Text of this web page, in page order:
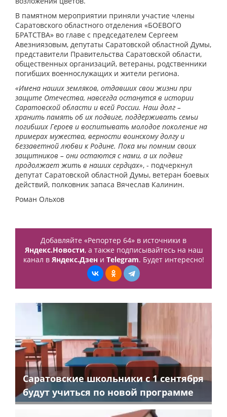
В памятном мероприятии приняли участие члены
Саратовского областного отделения «БОЕВОГО
БРАТСТВА» во главе с председателем Сергеем
Авезниязовым, депутаты Саратовской областной Думы,
представители Правительства Саратовской области,
общественных организаций, ветераны, родственники
погибших военнослужащих и жители региона.
«Имена наших земляков, отдавших свои жизни при
защите Отечества, навсегда останутся в истории
Саратовской области и всей России. Наш долг –
хранить память об их подвиге, поддерживать семьи
погибших Героев и воспитывать молодое поколение на
примерах мужества, верности воинскому долгу и
беззаветной любви к Родине. Пока мы помним своих
защитников – они остаются с нами, а их подвиг
продолжает жить в наших сердцах», - подчеркнул
депутат Саратовской областной Думы, ветеран боевых
действий, полковник запаса Вячеслав Калинин.
Роман Ольхов
Добавляйте «Репортер 64» в источники в
Яндекс.Новости, а также подписывайтесь на наш
канал в Яндекс.Дзени Telegram. Будет интересно!
Саратовские школьники с 1 сентября
будут учиться по новой программе